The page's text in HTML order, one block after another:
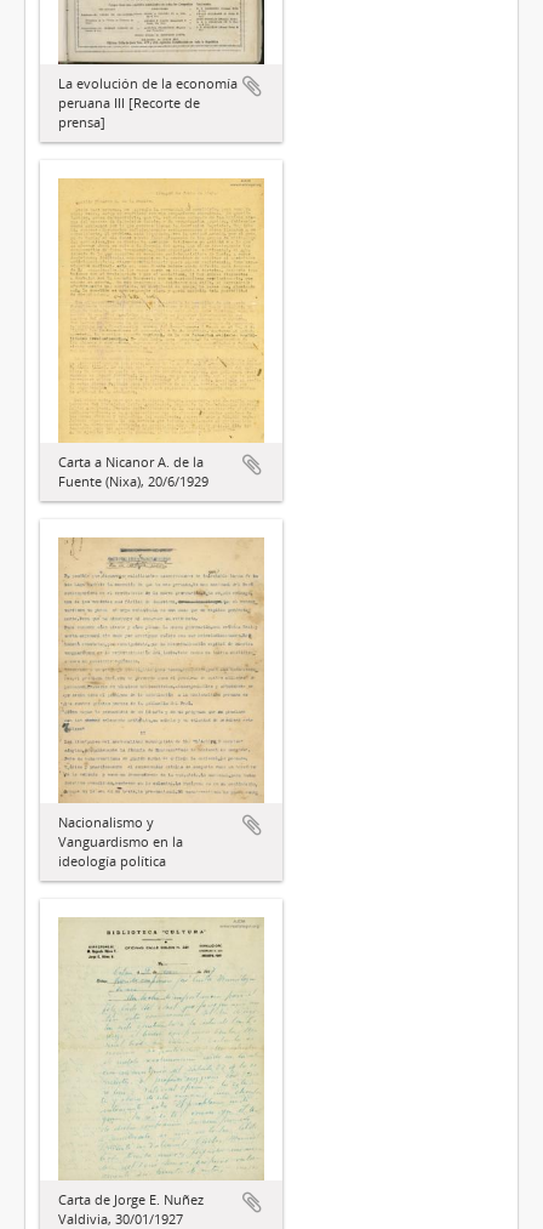
La evolución de la economía
peruana III [Recorte de
prensa]
Carta a Nicanor A. de la
Fuente (Nixa), 20/6/1929
Nacionalismo y
Vanguardismo en la
ideología política
Carta de Jorge E. Nuñez
Valdivia, 30/01/1927